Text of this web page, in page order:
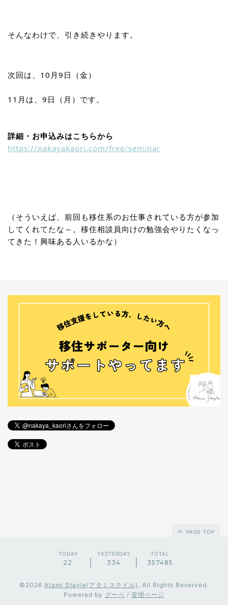
そんなわけで、引き続きやります。
次回は、10月9日（金）
11月は、9日（月）です。
詳細・お申込みはこちらから
https://nakayakaori.com/free/seminar
（そういえば、前回も移住系のお仕事されている方が参加
してくれてたな～。移住相談員向けの勉強会やりたくなっ
てきた！興味ある人いるかな）
PAGE TOP
TODAY
22
YESTERDAY
334
TOTAL
357485
©2026 Atami Stayle(アタミステイル) . All Rights Reserved.
Powered by グーペ / 管理ページ